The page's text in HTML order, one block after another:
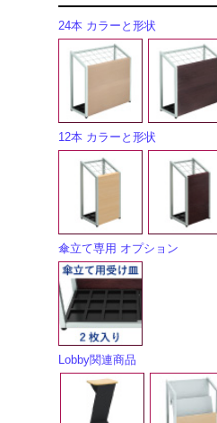
24本 カラーと形状
12本 カラーと形状
傘立て専用 オプション
Lobby関連商品